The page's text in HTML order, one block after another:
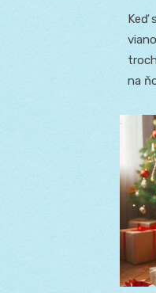
Keď
na